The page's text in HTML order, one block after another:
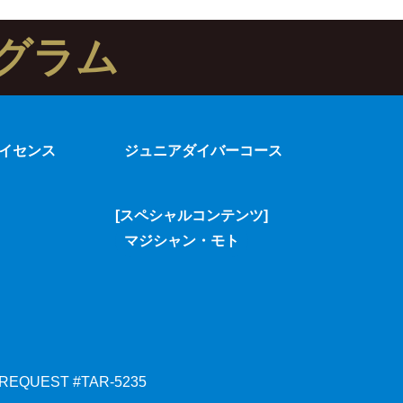
ラム
センス ジュニアダイバーコース
[スペシャルコンテンツ]
マジシャン・モト
#TAR-5235